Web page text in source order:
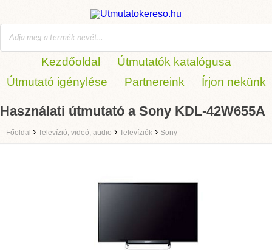
Kezdőoldal
Útmutatók katalógusa
Útmutató igénylése
Partnereink Írjon nekünk
Használati útmutató a Sony KDL-42W655A
Főoldal › Televízió, videó, audio › Televíziók › Sony